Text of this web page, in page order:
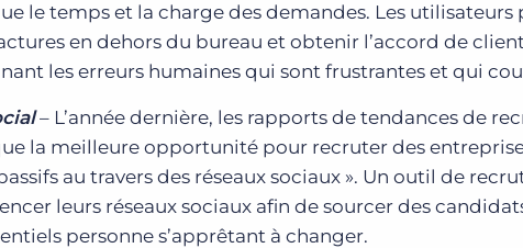
le temps et la charge des demandes. Les utilisateurs
en dehors du bureau et obtenir l’accord de
les erreurs humaines qui sont frustrantes et qui
– L’année dernière, les rapports de tendances de
la meilleure opportunité pour recruter des
au travers des réseaux sociaux ». Un outil de
leurs réseaux sociaux afin de sourcer des
personne s’apprêtant à changer.